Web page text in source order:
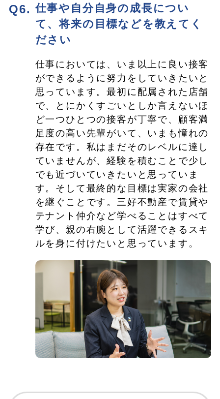
仕事や自分自身の成長につい
て、将来の目標などを教えてく
ださい
仕事においては、いま以上に良い接客
ができるように努力をしていきたいと
思っています。最初に配属された店舗
で、とにかくすごいとしか言えないほ
ど一つひとつの接客が丁寧で、顧客満
足度の高い先輩がいて、いまも憧れの
存在です。私はまだそのレベルに達し
ていませんが、経験を積むことで少し
でも近づいていきたいと思っていま
す。そして最終的な目標は実家の会社
を継ぐことです。三好不動産で賃貸や
テナント仲介など学べることはすべて
学び、親の右腕として活躍できるスキ
ルを身に付けたいと思っています。